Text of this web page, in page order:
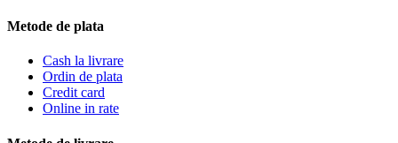
Metode de plata
Cash la livrare
Ordin de plata
Credit card
Online in rate